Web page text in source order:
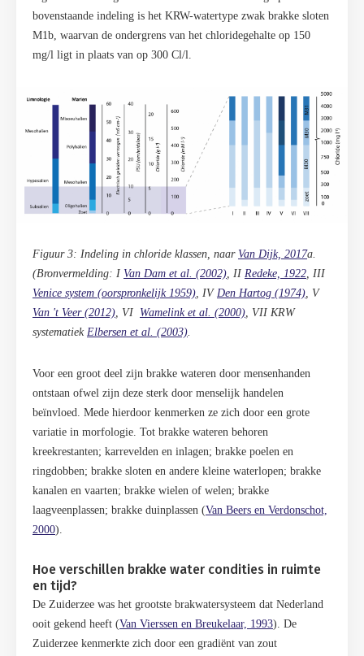
bovenstaande indeling is het KRW-watertype zwak brakke sloten
M1b, waarvan de ondergrens van het chloridegehalte op 150
mg/l ligt in plaats van op 300 Cl/l.
Figuur 3: Indeling in chloride klassen, naar Van Dijk, 2017a.
(Bronvermelding: I Van Dam et al. (2002), II Redeke, 1922, III
Venice system (oorspronkelijk 1959), IV Den Hartog (1974), V
Van 't Veer (2012), VI Wamelink et al. (2000), VII KRW
systematiek Elbersen et al. (2003).
Voor een groot deel zijn brakke wateren door mensenhanden
ontstaan ofwel zijn deze sterk door menselijk handelen
beïnvloed. Mede hierdoor kenmerken ze zich door een grote
variatie in morfologie. Tot brakke wateren behoren
kreekrestanten; karrevelden en inlagen; brakke poelen en
ringdobben; brakke sloten en andere kleine waterlopen; brakke
kanalen en vaarten; brakke wielen of welen; brakke
laagveenplassen; brakke duinplassen (Van Beers en Verdonschot,
2000).
Hoe verschillen brakke water condities in ruimte
en tijd?
De Zuiderzee was het grootste brakwatersysteem dat Nederland
ooit gekend heeft (Van Vierssen en Breukelaar, 1993). De
Zuiderzee kenmerkte zich door een gradiënt van zout